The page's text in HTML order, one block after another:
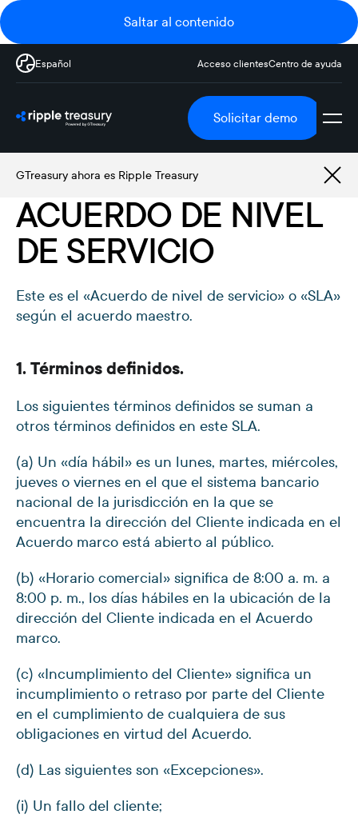
Saltar al contenido
Español Acceso clientesCentro de ayuda
Solicitar demo
GTreasury ahora es Ripple Treasury
ACUERDO DE NIVEL
DE SERVICIO
Este es el «Acuerdo de nivel de servicio» o «SLA»
según el acuerdo maestro.
1. Términos definidos.
Los siguientes términos definidos se suman a
otros términos definidos en este SLA.
(a) Un «día hábil» es un lunes, martes, miércoles,
jueves o viernes en el que el sistema bancario
nacional de la jurisdicción en la que se
encuentra la dirección del Cliente indicada en el
Acuerdo marco está abierto al público.
(b) «Horario comercial» significa de 8:00 a. m. a
8:00 p. m., los días hábiles en la ubicación de la
dirección del Cliente indicada en el Acuerdo
marco.
(c) «Incumplimiento del Cliente» significa un
incumplimiento o retraso por parte del Cliente
en el cumplimiento de cualquiera de sus
obligaciones en virtud del Acuerdo.
(d) Las siguientes son «Excepciones».
(i) Un fallo del cliente;